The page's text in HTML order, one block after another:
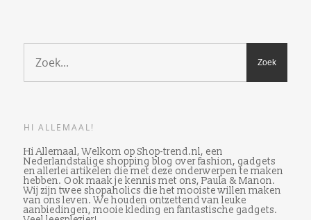
HI ALLEMAAL!
Hi Allemaal, Welkom op Shop-trend.nl, een
Nederlandstalige shopping blog over fashion, gadgets
en allerlei artikelen die met deze onderwerpen te maken
hebben. Ook maak je kennis met ons, Paula & Manon.
Wij zijn twee shopaholics die het mooiste willen maken
van ons leven. We houden ontzettend van leuke
aanbiedingen, mooie kleding en fantastische gadgets.